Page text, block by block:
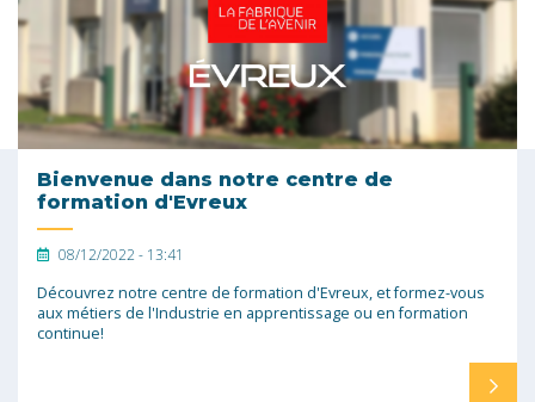
Bienvenue dans notre centre de
formation d'Evreux
08/12/2022 - 13:41
Découvrez notre centre de formation d'Evreux, et formez-vous
aux métiers de l'Industrie en apprentissage ou en formation
continue!